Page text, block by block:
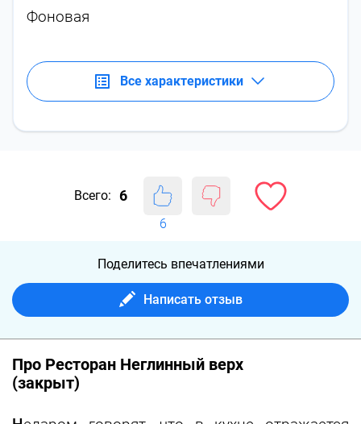
Фоновая
Все характеристики
Всего: 6
6
Поделитесь впечатлениями
Написать отзыв
Про Ресторан Неглинный верх
(закрыт)